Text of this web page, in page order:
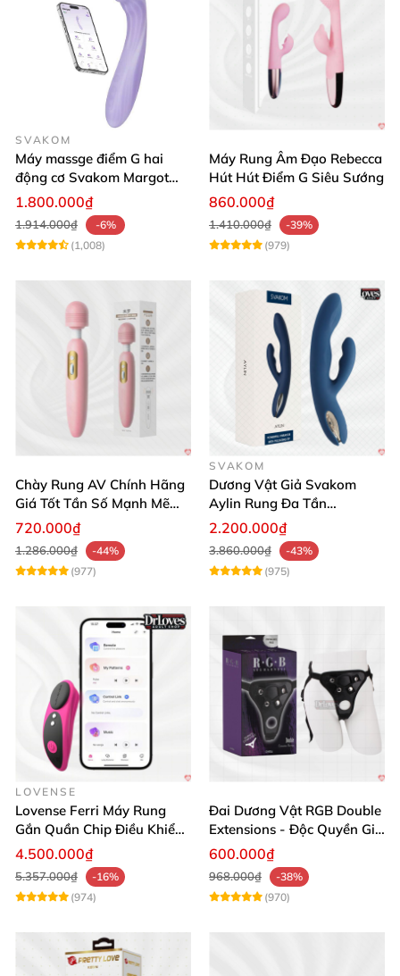
SVAKOM
Máy massge điểm G hai
động cơ Svakom Margot
điều khiển qua app
1.800.000₫
1.914.000₫
-6%
(1,008)
Máy Rung Âm Đạo Rebecca
Hút Hút Điểm G Siêu Sướng
860.000₫
1.410.000₫
-39%
(979)
Chày Rung AV Chính Hãng
Giá Tốt Tần Số Mạnh Mẽ
Siêu Bền
720.000₫
1.286.000₫
-44%
(977)
SVAKOM
Dương Vật Giả Svakom
Aylin Rung Đa Tần
Massage Sung Sướng
2.200.000₫
3.860.000₫
-43%
(975)
LOVENSE
Lovense Ferri Máy Rung
Gắn Quần Chip Điều Khiển
App Tăng Hưng Phấn
4.500.000₫
5.357.000₫
-16%
(974)
Đai Dương Vật RGB Double
Extensions - Độc Quyền Giá
Sốc
600.000₫
968.000₫
-38%
(970)